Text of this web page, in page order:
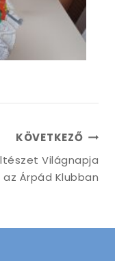
KÖVETKEZŐ
Világnapja
az Árpád Klubban